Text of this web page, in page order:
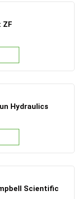
ZF
Hydraulics
Scientific